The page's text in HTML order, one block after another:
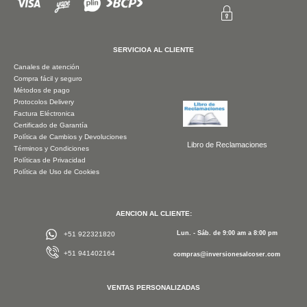
SERVICIOA AL CLIENTE
Canales de atención
Compra fácil y seguro
Métodos de pago
Protocolos Delivery
Factura Eléctronica
Certificado de Garantía
Política de Cambios y Devoluciones
Términos y Condiciones
Políticas de Privacidad
Política de Uso de Cookies
Libro de Reclamaciones
AENCION AL CLIENTE:
+51 922321820
+51 941402164
Lun. - Sáb. de 9:00 am a 8:00 pm
compras@inversionesalcoser.com
VENTAS PERSONALIZADAS